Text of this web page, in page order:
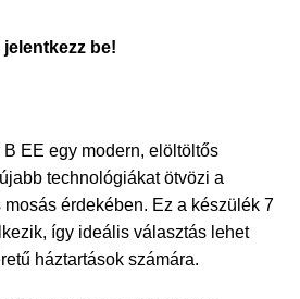
be!
EE egy modern, elöltöltős
technológiákat ötvözi a
érdekében. Ez a készülék 7
így ideális választás lehet
háztartások számára.